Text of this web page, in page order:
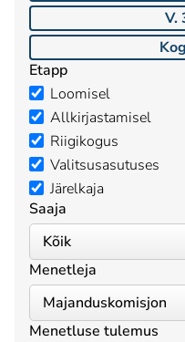
V.
Etapp
Loomisel
Allkirjastamisel
Riigikogus
Valitsusasutuses
Järelkaja
Saaja
Menetleja
Menetluse tulemus